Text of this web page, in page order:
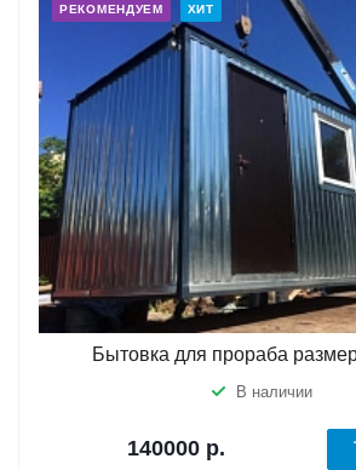
РЕКОМЕНДУЕМ ХИТ
Бытовка для прораба
В наличии
140000 р.